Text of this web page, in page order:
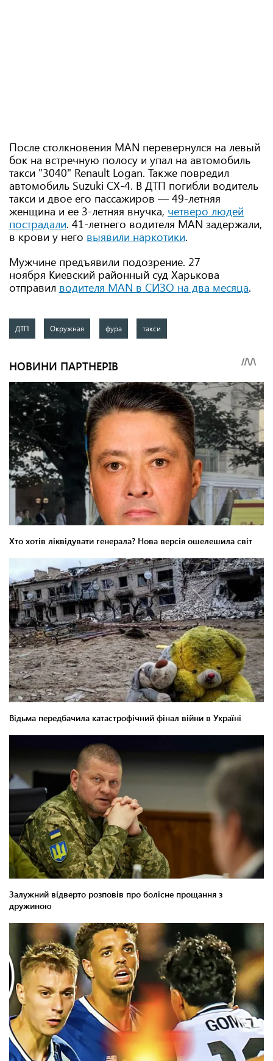
После столкновения MAN перевернулся на левый
бок на встречную полосу и упал на автомобиль
такси "3040" Renault Logan. Также повредил
автомобиль Suzuki СХ-4. В ДТП погибли водитель
такси и двое его пассажиров — 49-летняя
женщина и ее 3-летняя внучка, четверо людей
пострадали. 41-летнего водителя MAN задержали,
в крови у него выявили наркотики.
Мужчине предъявили подозрение. 27
ноября Киевский районный суд Харькова
отправил водителя MAN в СИЗО на два месяца.
ДТП Окружная фура такси